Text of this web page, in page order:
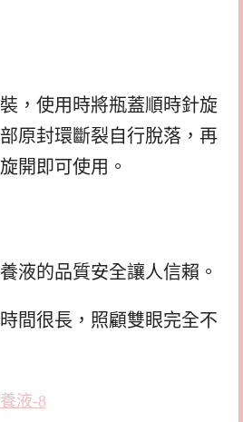
，使用時將瓶蓋順時針旋
原封環斷裂自行脫落，再
開即可使用。
液的品質安全讓人信賴。
間很長，照顧雙眼完全不